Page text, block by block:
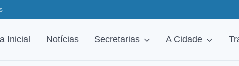
Inicial Notícias Secretarias A Cidade